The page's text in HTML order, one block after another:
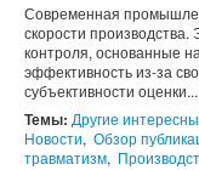
Современная
скорости
контроля, основанные
эффективность из-за
субъективности оценки...
Темы: Другие
Новости, Обзор
травматизм,